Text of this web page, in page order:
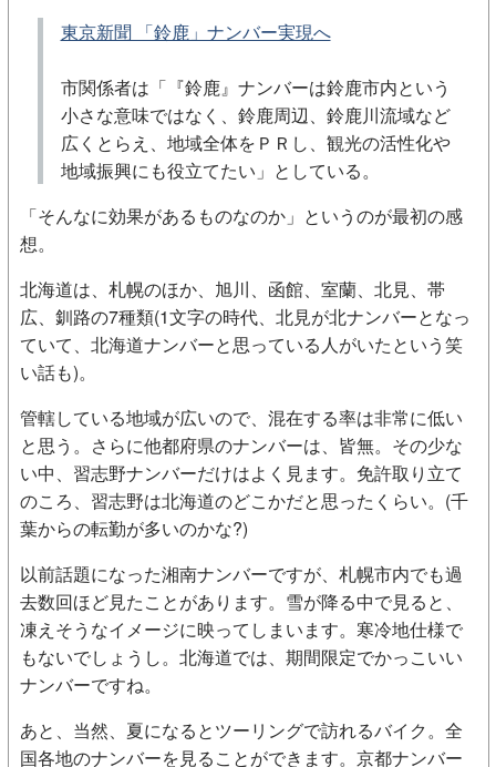
東京新聞 「鈴鹿」ナンバー実現へ
市関係者は「『鈴鹿』ナンバーは鈴鹿市内という
小さな意味ではなく、鈴鹿周辺、鈴鹿川流域など
広くとらえ、地域全体をＰＲし、観光の活性化や
地域振興にも役立てたい」としている。
「そんなに効果があるものなのか」というのが最初の感
想。
北海道は、札幌のほか、旭川、函館、室蘭、北見、帯
広、釧路の7種類(1文字の時代、北見が北ナンバーとなっ
ていて、北海道ナンバーと思っている人がいたという笑
い話も)。
管轄している地域が広いので、混在する率は非常に低い
と思う。さらに他都府県のナンバーは、皆無。その少な
い中、習志野ナンバーだけはよく見ます。免許取り立て
のころ、習志野は北海道のどこかだと思ったくらい。(千
葉からの転勤が多いのかな?)
以前話題になった湘南ナンバーですが、札幌市内でも過
去数回ほど見たことがあります。雪が降る中で見ると、
凍えそうなイメージに映ってしまいます。寒冷地仕様で
もないでしょうし。北海道では、期間限定でかっこいい
ナンバーですね。
あと、当然、夏になるとツーリングで訪れるバイク。全
国各地のナンバーを見ることができます。京都ナンバー